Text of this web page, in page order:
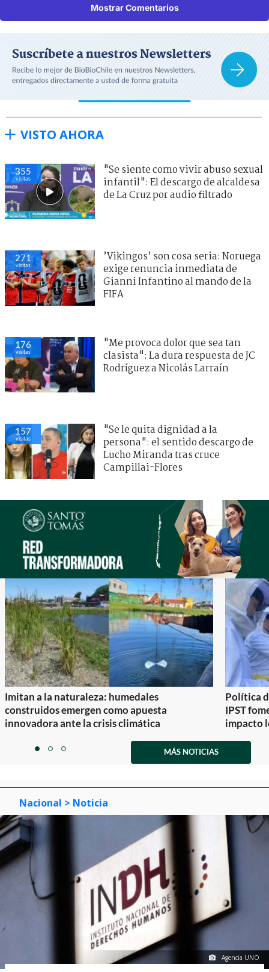
Mostrar Comentarios
VISTO AHORA
355
visitas
"Se siente como vivir abuso sexual
infantil": El descargo de alcaldesa
de La Cruz por audio filtrado
271
visitas
’Vikingos’ son cosa seria: Noruega
exige renuncia inmediata de
Gianni Infantino al mando de la
FIFA
176
visitas
"Me provoca dolor que sea tan
clasista": La dura respuesta de JC
Rodríguez a Nicolás Larraín
157
visitas
"Se le quita dignidad a la
persona": el sentido descargo de
Lucho Miranda tras cruce
Campillai-Flores
Imitan a la naturaleza: humedales
construidos emergen como apuesta
innovadora ante la crisis climática
Política
IPST
impacto
itemitemitem
MÁS NOTICIAS
Nacional > Noticia
Agencia UNO